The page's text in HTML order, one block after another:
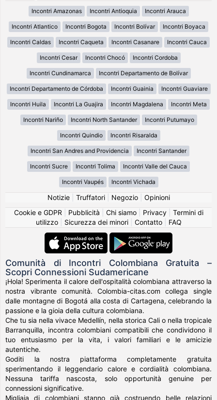
Incontri Amazonas Incontri Antioquia Incontri Arauca
Incontri Atlantico Incontri Bogota Incontri Bolívar Incontri Boyaca
Incontri Caldas Incontri Caqueta Incontri Casanare Incontri Cauca
Incontri Cesar Incontri Chocó Incontri Cordoba
Incontri Cundinamarca Incontri Departamento de Bolívar
Incontri Departamento de Córdoba Incontri Guainia Incontri Guaviare
Incontri Huila Incontri La Guajira Incontri Magdalena Incontri Meta
Incontri Nariño Incontri North Santander Incontri Putumayo
Incontri Quindio Incontri Risaralda
Incontri San Andres and Providencia Incontri Santander
Incontri Sucre Incontri Tolima Incontri Valle del Cauca
Incontri Vaupés Incontri Vichada
Notizie| Truffatori| Negozio| Opinioni
Cookie e GDPR
Pubblicità Chi siamo| Privacy| Termini di
utilizzo| Sicurezza dei minori| Contatto| FAQ
Comunità di Incontri Colombiana Gratuita –
Scopri Connessioni Sudamericane
¡Hola! Sperimenta il calore dell'ospitalità colombiana attraverso la
nostra vibrante comunità. Colombia-citas.com collega single
dalle montagne di Bogotá alla costa di Cartagena, celebrando la
passione e la gioia della cultura colombiana.
Che tu sia nella vivace Medellín, nella storica Cali o nella tropicale
Barranquilla, incontra colombiani compatibili che condividono il
tuo entusiasmo per la vita, i valori familiari e le amicizie
autentiche.
Goditi la nostra piattaforma completamente gratuita
sperimentando il leggendario calore e cordialità colombiana.
Nessuna tariffa nascosta, solo opportunità genuine per
connessioni significative.
Migliaia di colombiani stanno già costruendo belle relazioni